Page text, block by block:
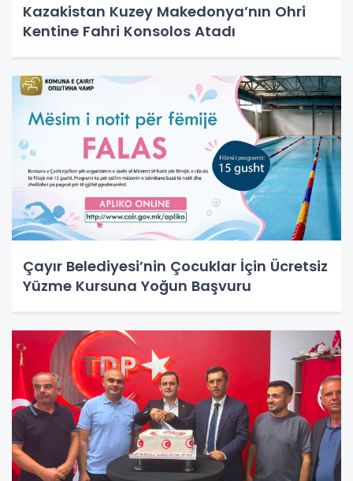
Kazakistan Kuzey Makedonya’nın Ohri
Kentine Fahri Konsolos Atadı
Çayır Belediyesi’nin Çocuklar İçin Ücretsiz
Yüzme Kursuna Yoğun Başvuru